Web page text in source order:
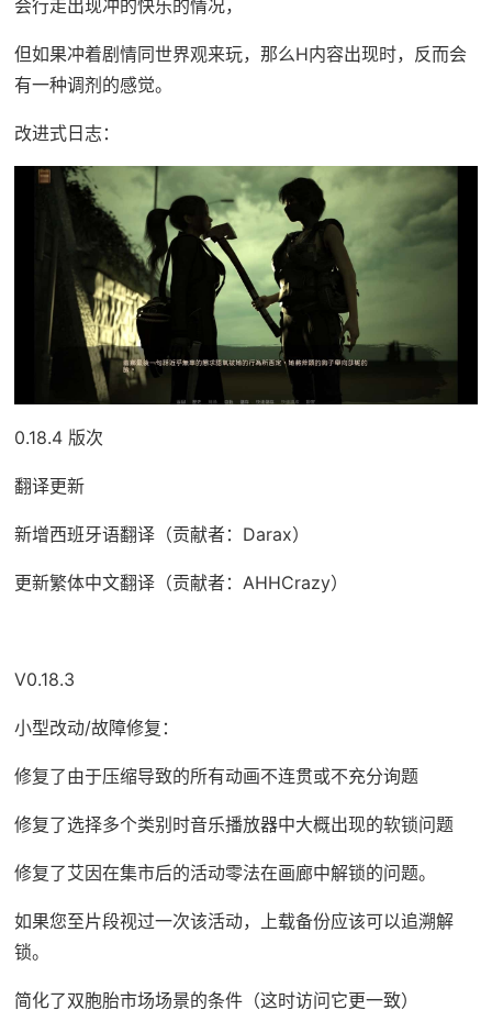
会行走出现冲的快乐的情况，
但如果冲着剧情同世界观来玩，那么H内容出现时，反而会
有一种调剂的感觉。
改进式日志：
0.18.4 版次
翻译更新
新增西班牙语翻译（贡献者：Darax）
更新繁体中文翻译（贡献者：AHHCrazy）
V0.18.3
小型改动/故障修复：
修复了由于压缩导致的所有动画不连贯或不充分询题
修复了选择多个类别时音乐播放器中大概出现的软锁问题
修复了艾因在集市后的活动零法在画廊中解锁的问题。
如果您至片段视过一次该活动，上载备份应该可以追溯解
锁。
简化了双胞胎市场场景的条件（这时访问它更一致）